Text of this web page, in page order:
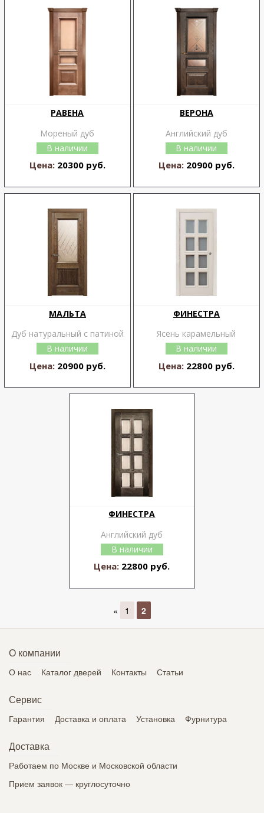
РАВЕНА
Мореный дуб
В наличии
Цена: 20300 руб.
ВЕРОНА
Английский дуб
В наличии
Цена: 20900 руб.
МАЛЬТА
Дуб натуральный с патиной
В наличии
Цена: 20900 руб.
ФИНЕСТРА
Ясень карамельный
В наличии
Цена: 22800 руб.
ФИНЕСТРА
Английский дуб
В наличии
Цена: 22800 руб.
« 1 2
О компании
О нас Каталог дверей Контакты Статьи
Сервис
Гарантия Доставка и оплата Установка Фурнитура
Доставка
Работаем по Москве и Московской области
Прием заявок — круглосуточно